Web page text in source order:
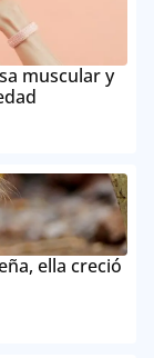
muscular y
ella creció